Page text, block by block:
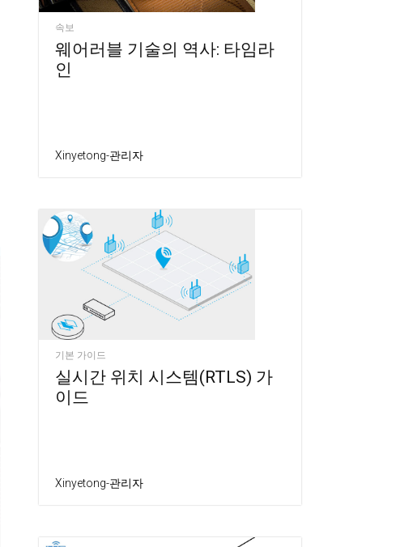
속보
웨어러블 기술의 역사: 타임라
인
Xinyetong-관리자
기본 가이드
실시간 위치 시스템(RTLS) 가
이드
Xinyetong-관리자